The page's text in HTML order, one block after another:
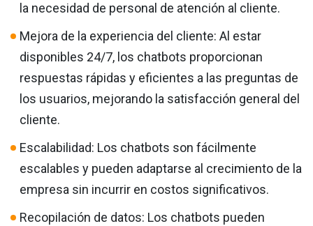
la necesidad de personal de atención al cliente.
Mejora de la experiencia del cliente: Al estar
disponibles 24/7, los chatbots proporcionan
respuestas rápidas y eficientes a las preguntas de
los usuarios, mejorando la satisfacción general del
cliente.
Escalabilidad: Los chatbots son fácilmente
escalables y pueden adaptarse al crecimiento de la
empresa sin incurrir en costos significativos.
Recopilación de datos: Los chatbots pueden